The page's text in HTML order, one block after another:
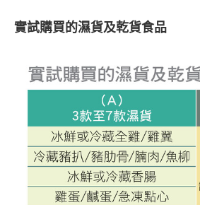
實試購買的濕貨及乾貨食品